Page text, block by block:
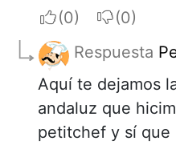
I apreciateI do not
Respuesta
Aquí te dejamos
andaluz que
petitchef y sí que